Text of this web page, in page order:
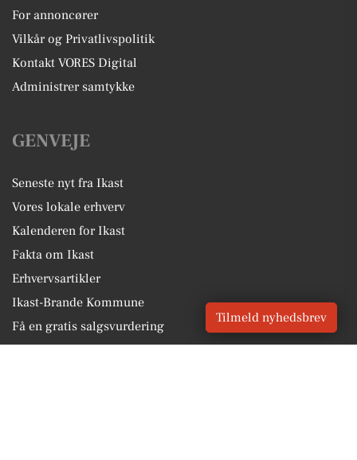
For annoncører
Vilkår og Privatlivspolitik
Kontakt VORES Digital
Administrer samtykke
GENVEJE
Seneste nyt fra Ikast
Vores lokale erhverv
Kalenderen for Ikast
Fakta om Ikast
Erhvervsartikler
Ikast-Brande Kommune
Få en gratis salgsvurdering
Tilmeld nyhedsbrev